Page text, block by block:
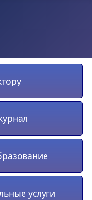
услуги